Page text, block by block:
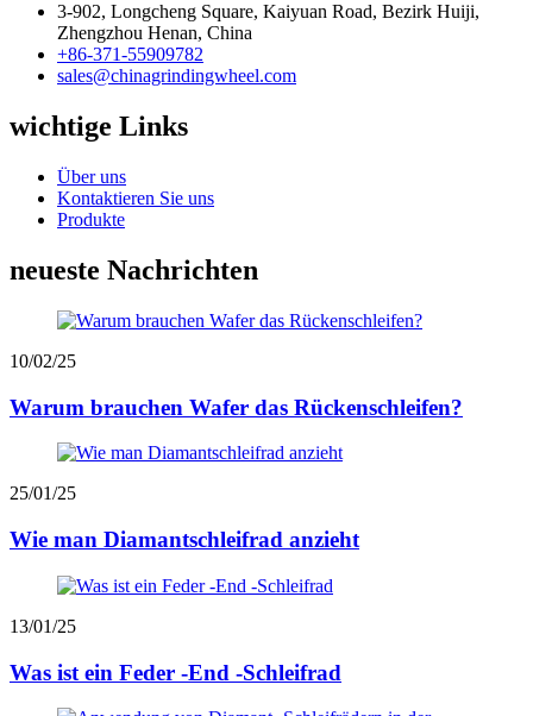
3-902, Longcheng Square, Kaiyuan Road, Bezirk Huiji,
Zhengzhou Henan, China
+86-371-55909782
sales@chinagrindingwheel.com
wichtige Links
Über uns
Kontaktieren Sie uns
Produkte
neueste Nachrichten
10/02/25
Warum brauchen Wafer das Rückenschleifen?
25/01/25
Wie man Diamantschleifrad anzieht
13/01/25
Was ist ein Feder -End -Schleifrad